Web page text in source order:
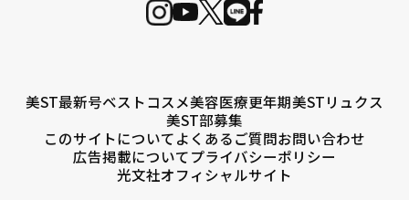
美ST最新号ベストコスメ美容医療更年期美STリュクス
美ST部募集
このサイトについてよくあるご質問お問い合わせ
広告掲載についてプライバシーポリシー
光文社オフィシャルサイト